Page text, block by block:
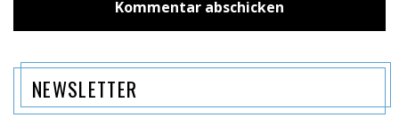
NEWSLETTER